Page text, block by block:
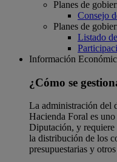
Planes de
Consejo
Planes de
Listado
Información
¿Cómo se
La administración del
Hacienda Foral es
Diputación, y requiere
la distribución de los
presupuestarias y